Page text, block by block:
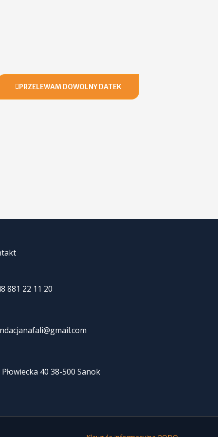
PRZELEWAM DOWOLNY DATEK
881 22 11 20
40 38-500 Sanok